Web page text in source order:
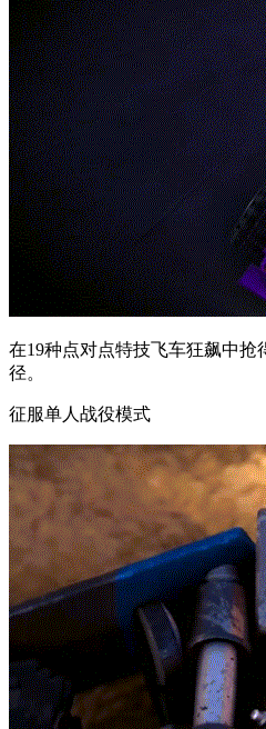
在19种点对点特技飞车狂飙中抢
径。
征服单人战役模式